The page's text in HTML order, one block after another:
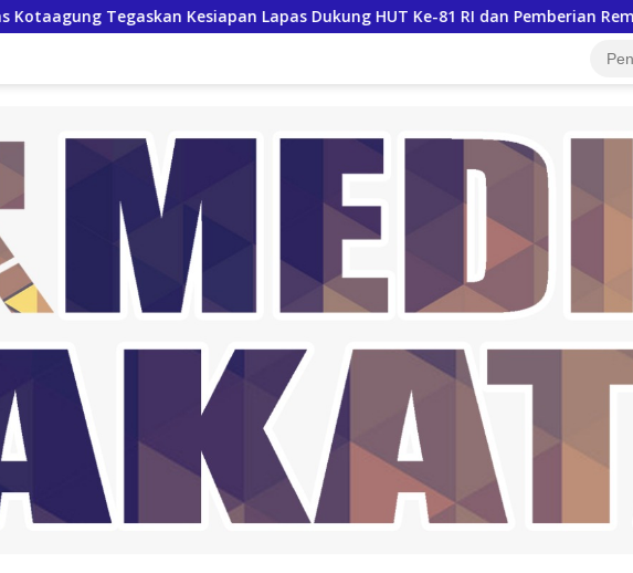
Lapas Dukung HUT Ke-81 RI dan Pemberian Remisi Warga Binaan